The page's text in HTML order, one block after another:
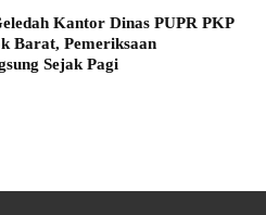
Kantor Dinas PUPR PKP
Barat, Pemeriksaan
Sejak Pagi